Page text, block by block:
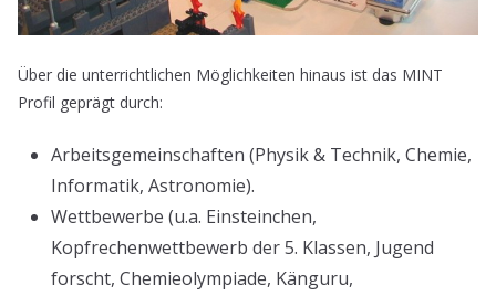
Über die unterrichtlichen Möglichkeiten hinaus ist das MINT
Profil geprägt durch:
Arbeitsgemeinschaften (Physik & Technik, Chemie,
Informatik, Astronomie).
Wettbewerbe (u.a. Einsteinchen,
Kopfrechenwettbewerb der 5. Klassen, Jugend
forscht, Chemieolympiade, Känguru,